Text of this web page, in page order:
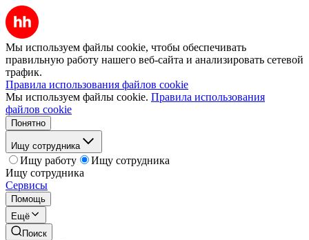
Мы используем файлы cookie, чтобы обеспечивать
правильную работу нашего веб-сайта и анализировать сетевой
трафик.
Правила использования файлов cookie
Мы используем файлы cookie. Правила использования
файлов cookie
Понятно
Ищу сотрудника
Ищу работу
Ищу сотрудника
Ищу сотрудника
Сервисы
Помощь
Ещё
Поиск